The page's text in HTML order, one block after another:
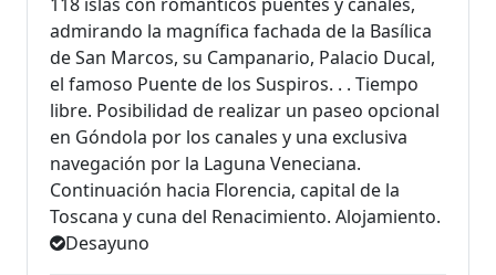
118 islas con románticos puentes y canales,
admirando la magnífica fachada de la Basílica
de San Marcos, su Campanario, Palacio Ducal,
el famoso Puente de los Suspiros. . . Tiempo
libre. Posibilidad de realizar un paseo opcional
en Góndola por los canales y una exclusiva
navegación por la Laguna Veneciana.
Continuación hacia Florencia, capital de la
Toscana y cuna del Renacimiento. Alojamiento.
Desayuno